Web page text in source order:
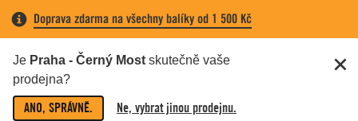
Doprava zdarma na všechny balíky od 1 500 Kč
Je Praha - Černý Most skutečně vaše
prodejna?
ANO, SPRÁVNĚ. Ne, vybrat jinou prodejnu.